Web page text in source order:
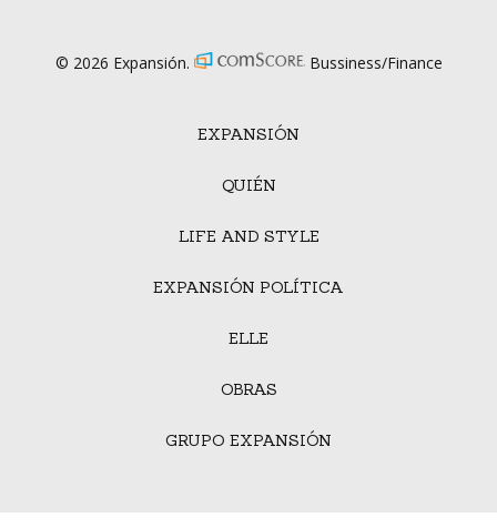
EXPANSIÓN
QUIÉN
LIFE AND STYLE
EXPANSIÓN POLÍTICA
ELLE
OBRAS
GRUPO EXPANSIÓN
© 2026 Expansión. Bussiness/Finance